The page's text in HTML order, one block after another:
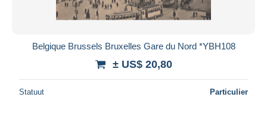
Belgique Brussels Bruxelles Gare du Nord *YBH108
± US$ 20,80
Statuut Particulier